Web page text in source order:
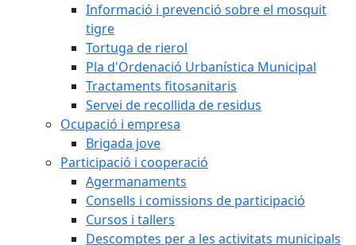
Informació i prevenció sobre el mosquit
tigre
Tortuga de rierol
Pla d'Ordenació Urbanística Municipal
Tractaments fitosanitaris
Servei de recollida de residus
Ocupació i empresa
Brigada jove
Participació i cooperació
Agermanaments
Consells i comissions de participació
Cursos i tallers
Descomptes per a les activitats municipals